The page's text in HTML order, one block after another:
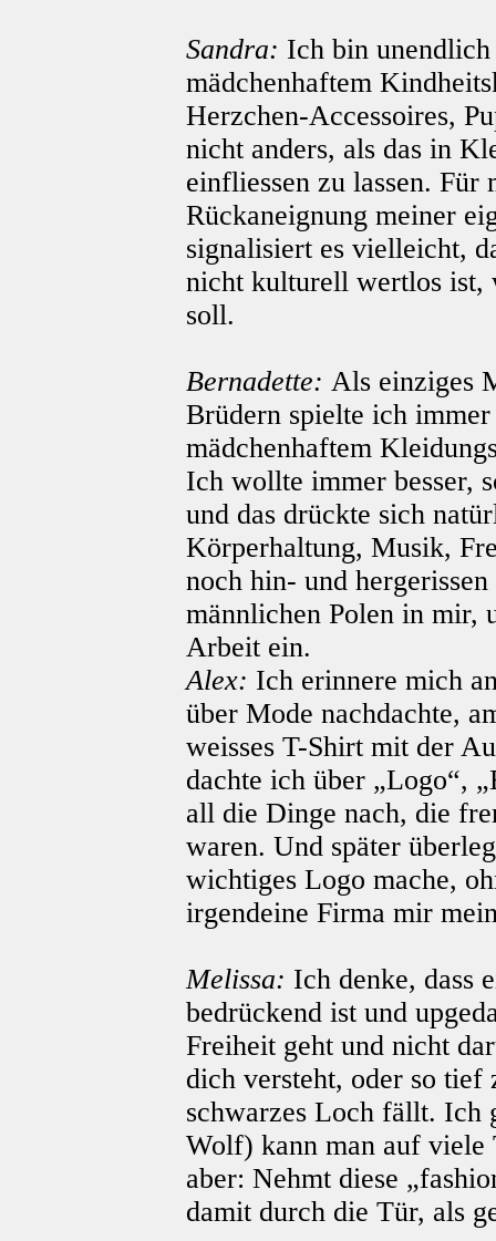
Sandra: Ich bin
mädchenhaftem
Herzchen-Accessoires,
nicht anders, als das in
einfliessen zu lassen. Für
Rückaneignung meiner
signalisiert es vielleicht,
nicht kulturell wertlos ist,
soll.
Bernadette: Als einziges
Brüdern spielte ich
mädchenhaftem
Ich wollte immer besser,
und das drückte sich
Körperhaltung, Musik,
noch hin- und
männlichen Polen in mir,
Arbeit ein.
Alex: Ich erinnere mich
über Mode nachdachte,
weisses T-Shirt mit der
dachte ich über „Logo“,
all die Dinge nach, die
waren. Und später
wichtiges Logo mache,
irgendeine Firma mir
Melissa: Ich denke, dass
bedrückend ist und
Freiheit geht und nicht
dich versteht, oder so tief
schwarzes Loch fällt. Ich
Wolf) kann man auf viele
aber: Nehmt diese
damit durch die Tür, als